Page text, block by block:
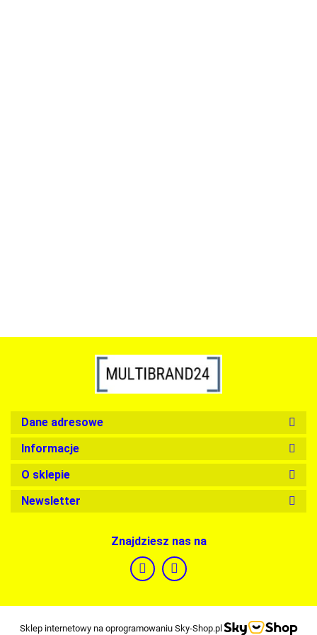
Dane adresowe
Informacje
O sklepie
Newsletter
Znajdziesz nas na
Sklep internetowy na oprogramowaniu Sky-Shop.pl